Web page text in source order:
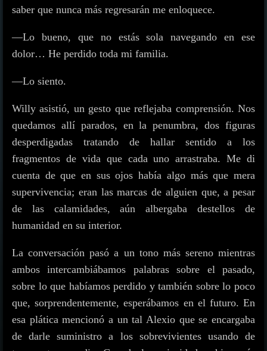
saber que nunca más regresarán me enloquece.
—Lo bueno, que no estás sola navegando en ese
dolor… He perdido toda mi familia.
—Lo siento.
Willy asistió, un gesto que reflejaba comprensión. Nos
quedamos allí parados, en la penumbra, dos figuras
desperdigadas tratando de hallar sentido a los
fragmentos de vida que cada uno arrastraba. Me di
cuenta de que en sus ojos había algo más que mera
supervivencia; eran las marcas de alguien que, a pesar
de las calamidades, aún albergaba destellos de
humanidad en su interior.
La conversación pasó a un tono más sereno mientras
ambos intercambiábamos palabras sobre el pasado,
sobre lo que habíamos perdido y también sobre lo poco
que, sorprendentemente, esperábamos en el futuro. En
esa plática mencionó a un tal Alexio que se encargaba
de darle suministro a los sobrevivientes usando de